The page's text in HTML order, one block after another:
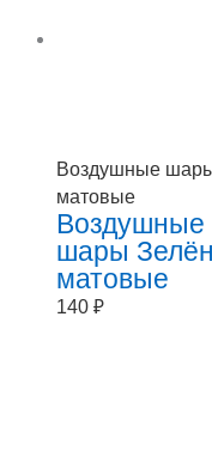
Воздушные
матовые
Воздушные
шары
матовые
140 ₽